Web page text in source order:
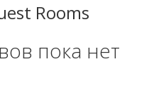
Rooms
пока нет